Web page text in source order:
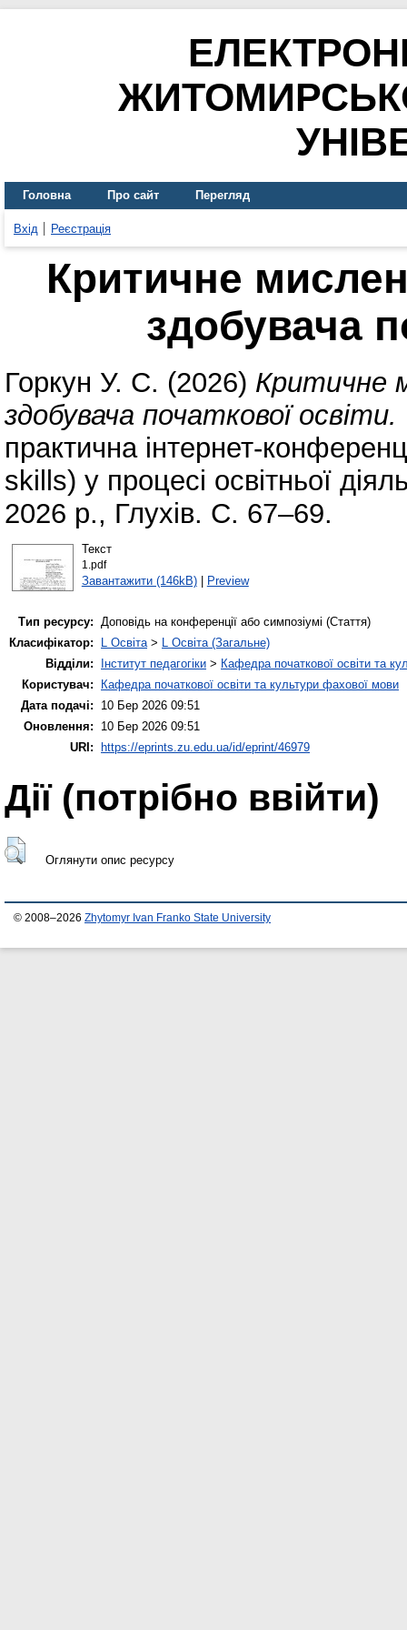
Головна Про сайт Перегляд
Вхід Реєстрація
Критичне
здобувача
Горкун У. С. (2026) Критичне
здобувача початкової освіти.
практична інтернет-
skills) у процесі освітньої
2026 р., Глухів. С. 67–69.
Текст
1.pdf
Завантажити (146kB)| Preview
Тип ресурсу: Доповідь на конференції або симпозіумі (Стаття)
Класифікатор:
L Освіта> L Освіта (Загальне)
Відділи:
Інститут педагогіки > Кафедра початкової освіти та
Користувач:
Кафедра початкової освіти та культури фахової мови
Дата подачі:
10 Бер 2026 09:51
Оновлення:
10 Бер 2026 09:51
URI:
https://eprints.zu.edu.ua/id/eprint/46979
Дії ​​(потрібно ввійти)
Оглянути опис ресурсу
© 2008–2026 Zhytomyr Ivan Franko State University